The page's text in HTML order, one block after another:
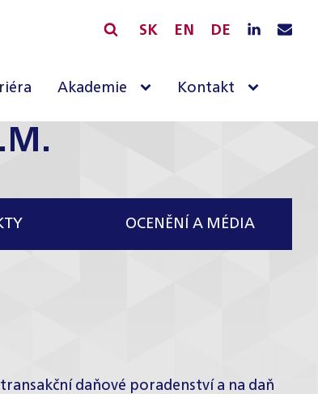
SK EN DE
Akademie Kontakt
OCENĚNÍ A MÉDIA
daňové poradenství a na daň